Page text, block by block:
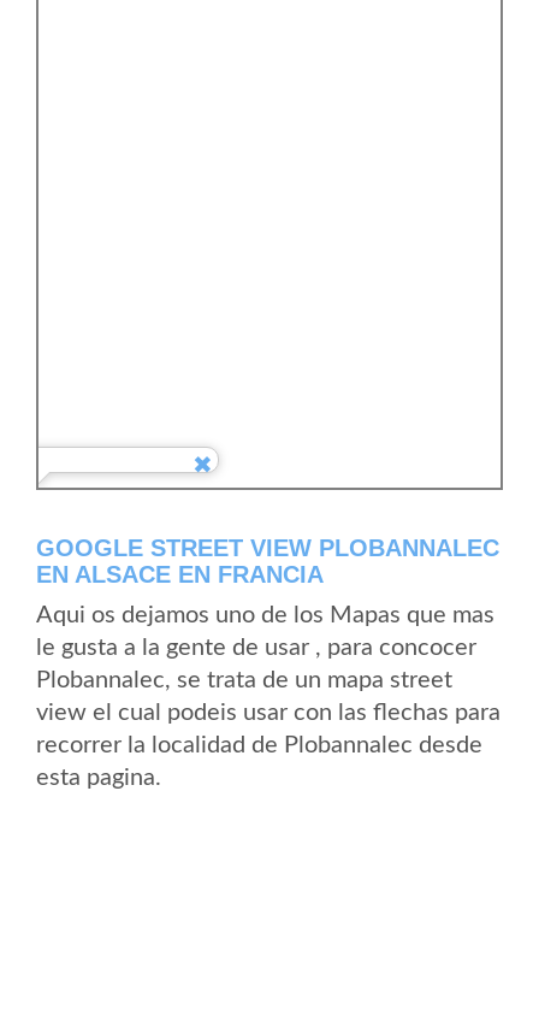
GOOGLE STREET VIEW PLOBANNALEC
EN ALSACE EN FRANCIA
Aqui os dejamos uno de los Mapas que mas
le gusta a la gente de usar , para concocer
Plobannalec, se trata de un mapa street
view el cual podeis usar con las flechas para
recorrer la localidad de Plobannalec desde
esta pagina.